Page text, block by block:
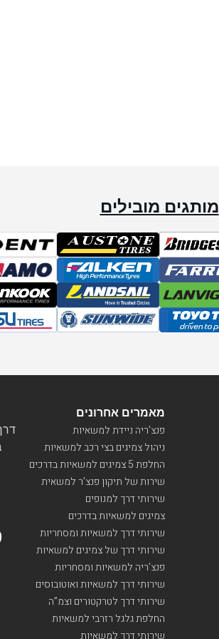
מותגים מובילים
דרך
מאמרים אחרונים
פנצ’ריה ניידת למשאיות
ניהול צמיגים בצי רכב למשאיות
החלפת 5 צמיגים למשאיות בדרכים
שירות של תיקון פנצ’ר למשאית
שירותי דרך למנופים
צמיגים למשאיות בדרכים
שירותי דרך למשאיות ומסחריות
שירותי דרך של צמיגים למשאיות
פנצ’ריה למשאיות ומסחריות
שירותי דרך למשאיות ואוטובוסים
שירותי דרך לטרקטורים וצמ”ה
החלפת גלגל רזרבי למשאיות